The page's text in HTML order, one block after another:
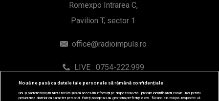
Romexpo Intrarea C,
Pavilion T, sector 1
office@radioimpuls.ro
LIVE : 0754-222.999
WhatsApp: 0754-222.999
Nouă ne pasă ca datele tale personale să rămână confidențiale
Noi și partenerii noștri589stocăm și/sau accesăm informații pe dispozitivul dvs., precum identificatorii cookie unici pentru
prelucrarea datelor cu caracter personal. Puteți accepta sau gestiona preferințele dvs. făcând clic mai jos, respectiv vă